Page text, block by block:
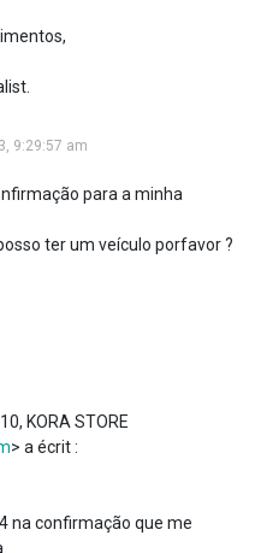
9:29:57 am
para a minha
ter um veículo porfavor ?
KORA STORE
> a écrit :
na confirmação que me